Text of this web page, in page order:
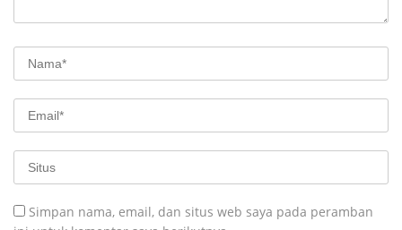
Simpan nama, email, dan situs web saya pada peramban